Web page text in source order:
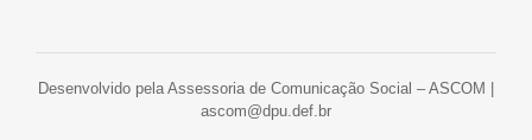
Desenvolvido pela Assessoria de Comunicação Social – ASCOM |
ascom@dpu.def.br